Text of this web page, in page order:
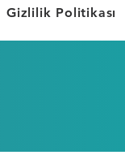
Gizlilik Politikası